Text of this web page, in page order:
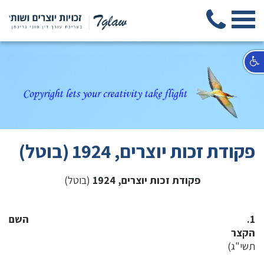
פקודת זכות יוצרים, 1924 (בוטל)
פקודת זכות יוצרים, 1924 (בוטל)
1. השם
הקצר
תשי"ג)